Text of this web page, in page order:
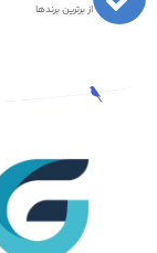
از برترین برندها